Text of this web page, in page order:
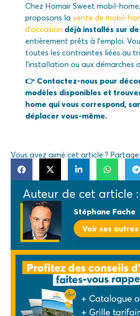
Chez Homair Sweet mobil-
proposons la vente de mobil-
d’occasion déjà installés sur
entièrement prêts à l’emploi.
toutes les contraintes liées au
l’installation ou aux démarches
👉 Contactez-nous pour
modèles disponibles et
home qui vous correspond,
déplacer vous-même.
Vous avez aimé cet article ?
Auteur de cet article :
Stéphane Fache
Voir ses